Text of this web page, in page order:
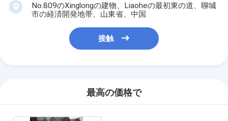
No.809のXinglongの建物、Liaoheの最初東の道、聊城
市の経済開発地帯、山東省、中国
接触
最高の価格で